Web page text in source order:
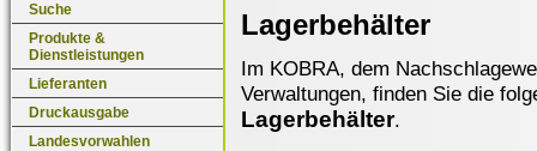
Suche
Produkte &
Dienstleistungen
Lieferanten
Druckausgabe
Landesvorwahlen
Lagerbehälter
Im KOBRA, dem
Verwaltungen, finden Sie die
Lagerbehälter.